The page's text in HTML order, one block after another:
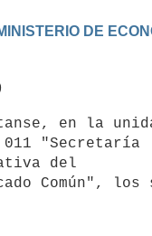
DE
"Secretaría
del
Común",